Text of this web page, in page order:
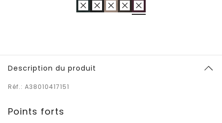
Description du produit
Réf.: A38010417151
Points forts